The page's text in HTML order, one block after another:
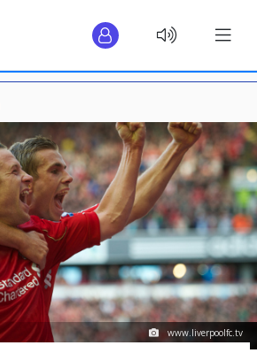
www.liverpoolfc.tv